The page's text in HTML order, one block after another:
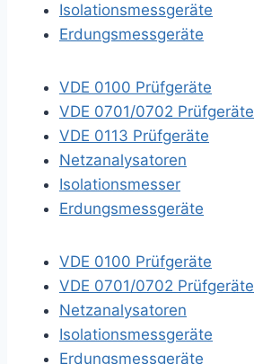
Isolationsmessgeräte
Erdungsmessgeräte
VDE 0100 Prüfgeräte
VDE 0701/0702 Prüfgeräte
VDE 0113 Prüfgeräte
Netzanalysatoren
Isolationsmesser
Erdungsmessgeräte
VDE 0100 Prüfgeräte
VDE 0701/0702 Prüfgeräte
Netzanalysatoren
Isolationsmessgeräte
Erdungsmessgeräte